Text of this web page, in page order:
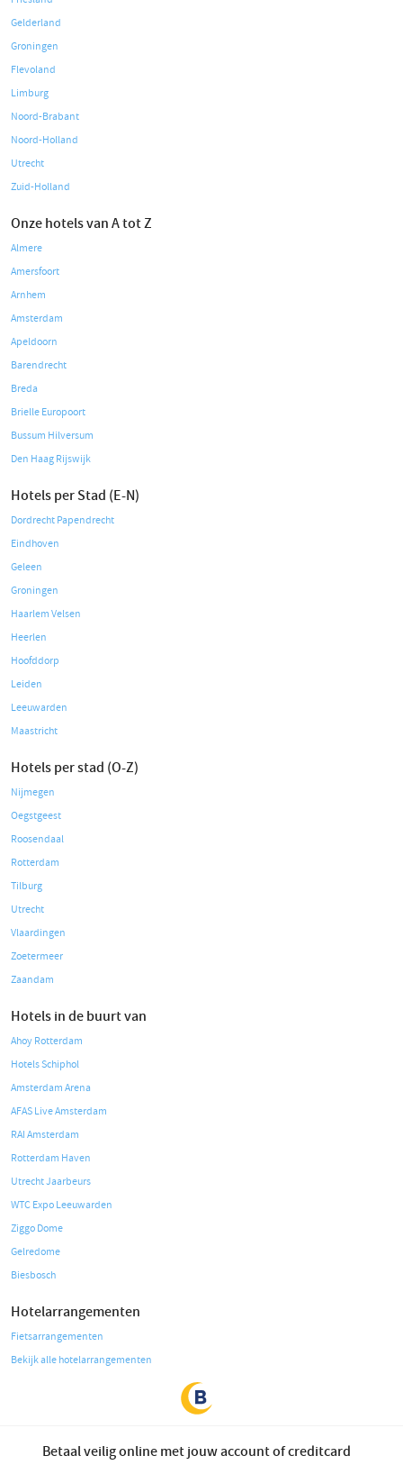
Gelderland
Groningen
Flevoland
Limburg
Noord-Brabant
Noord-Holland
Utrecht
Zuid-Holland
Onze hotels van A tot Z
Almere
Amersfoort
Arnhem
Amsterdam
Apeldoorn
Barendrecht
Breda
Brielle Europoort
Bussum Hilversum
Den Haag Rijswijk
Hotels per Stad (E-N)
Dordrecht Papendrecht
Eindhoven
Geleen
Groningen
Haarlem Velsen
Heerlen
Hoofddorp
Leiden
Leeuwarden
Maastricht
Hotels per stad (O-Z)
Nijmegen
Oegstgeest
Roosendaal
Rotterdam
Tilburg
Utrecht
Vlaardingen
Zoetermeer
Zaandam
Hotels in de buurt van
Ahoy Rotterdam
Hotels Schiphol
Amsterdam Arena
AFAS Live Amsterdam
RAI Amsterdam
Rotterdam Haven
Utrecht Jaarbeurs
WTC Expo Leeuwarden
Ziggo Dome
Gelredome
Biesbosch
Hotelarrangementen
Fietsarrangementen
Bekijk alle hotelarrangementen
Betaal veilig online met jouw account of creditcard